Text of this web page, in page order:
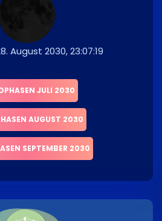
August 2030, 23:07:19
JULI 2030
AUGUST 2030
SEPTEMBER 2030